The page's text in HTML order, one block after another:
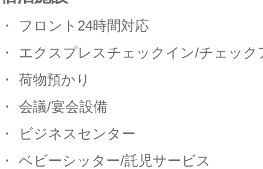
・ フロント 24時間対応
・
エクスプレスチェックイン/チェック
・
荷物預かり
・
会議/宴会設備
・
ビジネスセンター
・
ベビーシッター/託児サービス